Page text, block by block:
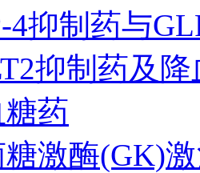
4抑制药与
抑制药及
药
激酶(GK)